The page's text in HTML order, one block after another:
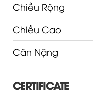
Chiều Rộng
Chiều Cao
Cân Nặng
CERTIFICATE